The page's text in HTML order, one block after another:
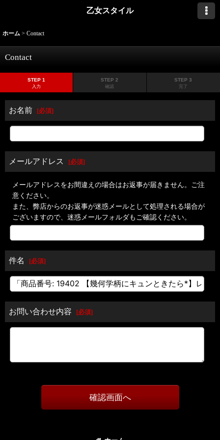
乙女スタイル
ホーム > Contact
Contact
STEP 1
入力
STEP 2
確認
STEP 3
完了
お名前 [必須]
メールアドレス [必須]
メールアドレスをお間違えの場合はお返事が届きません。ご注
意ください。
また、弊店からのお返事が迷惑メールとして処理される場合が
ございますので、迷惑メールフォルダもご確認ください。
件名 [必須]
お問い合わせ内容 [必須]
確認画面へ